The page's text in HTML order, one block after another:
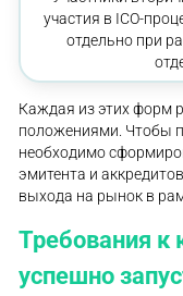
участия в ICO-
отдельно при
Каждая из этих форм
положениями. Чтобы
необходимо
эмитента и
выхода на рынок в
Требования к
успешно